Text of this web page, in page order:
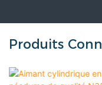
Produits